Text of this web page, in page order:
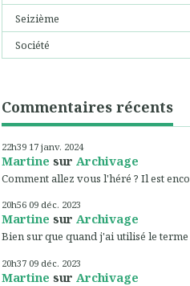
Seizième
Société
Commentaires récents
22h39 17 janv. 2024
Martine sur Archivage
Comment allez vous l'héré ? Il est
20h56 09 déc. 2023
Martine sur Archivage
Bien sur que quand j'ai utilisé le
20h37 09 déc. 2023
Martine sur Archivage